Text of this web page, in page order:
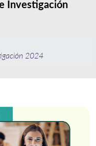
Investigación
2024